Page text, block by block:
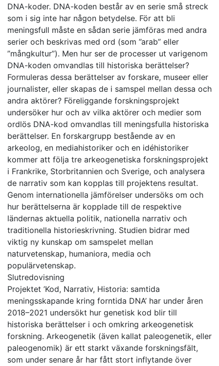
DNA-koder. DNA-koden består av en serie små streck
som i sig inte har någon betydelse. För att bli
meningsfull måste en sådan serie jämföras med andra
serier och beskrivas med ord (som ”arab” eller
”mångkultur”). Men hur ser de processer ut varigenom
DNA-koden omvandlas till historiska berättelser?
Formuleras dessa berättelser av forskare, museer eller
journalister, eller skapas de i samspel mellan dessa och
andra aktörer? Föreliggande forskningsprojekt
undersöker hur och av vilka aktörer och medier som
ordlös DNA-kod omvandlas till meningsfulla historiska
berättelser. En forskargrupp bestående av en
arkeolog, en mediahistoriker och en idéhistoriker
kommer att följa tre arkeogenetiska forskningsprojekt
i Frankrike, Storbritannien och Sverige, och analysera
de narrativ som kan kopplas till projektens resultat.
Genom internationella jämförelser undersöks om och
hur berättelserna är kopplade till de respektive
ländernas aktuella politik, nationella narrativ och
traditionella historieskrivning. Studien bidrar med
viktig ny kunskap om samspelet mellan
naturvetenskap, humaniora, media och
populärvetenskap.
Slutredovisning
Projektet ’Kod, Narrativ, Historia: samtida
meningsskapande kring forntida DNA’ har under åren
2018–2021 undersökt hur genetisk kod blir till
historiska berättelser i och omkring arkeogenetisk
forskning. Arkeogenetik (även kallat paleogenetik, eller
paleogenomik) är ett starkt växande forskningsfält,
som under senare år har fått stort inflytande över